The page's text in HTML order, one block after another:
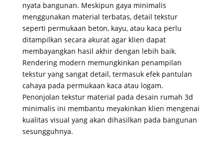
nyata bangunan. Meskipun gaya minimalis
menggunakan material terbatas, detail tekstur
seperti permukaan beton, kayu, atau kaca perlu
ditampilkan secara akurat agar klien dapat
membayangkan hasil akhir dengan lebih baik.
Rendering modern memungkinkan penampilan
tekstur yang sangat detail, termasuk efek pantulan
cahaya pada permukaan kaca atau logam.
Penonjolan tekstur material pada desain rumah 3d
minimalis ini membantu meyakinkan klien mengenai
kualitas visual yang akan dihasilkan pada bangunan
sesungguhnya.